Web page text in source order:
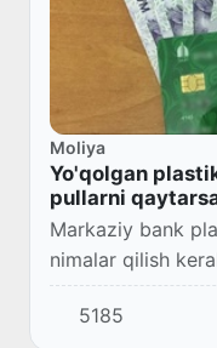
Moliya
Yo'qolgan
pullarni
Markaziy bank
nimalar qilish
berdi.
5185